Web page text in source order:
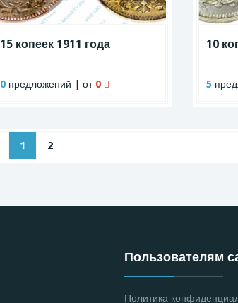
15 копеек 1911 года
0предложений | от 0
10
5
1 2
Пользователям
Политика